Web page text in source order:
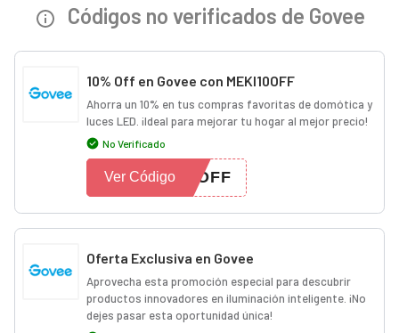
Códigos no verificados de Govee
10% Off en Govee con MEKI10OFF
Ahorra un 10% en tus compras favoritas de domótica y
luces LED. ¡Ideal para mejorar tu hogar al mejor precio!
No Verificado
0OFF
Ver Código
Oferta Exclusiva en Govee
Aprovecha esta promoción especial para descubrir
productos innovadores en iluminación inteligente. ¡No
dejes pasar esta oportunidad única!